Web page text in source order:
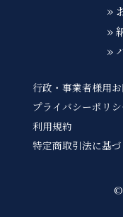
»
»
»
行政・事業者様用
プライバシーポリ
利用規約
特定商取引法に基